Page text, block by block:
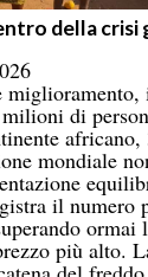
della crisi
di
mondiale
il numero
ormai
più alto.